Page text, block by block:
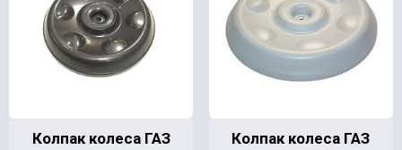
Колпак колеса ГАЗ
Колпак колеса ГАЗ